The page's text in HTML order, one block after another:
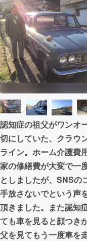
テクノロジ
映像・映画
ビジネス
まちづくり
CAMPFIRE for
CAMPFIREふ
認知症の祖父がワンオ
切にしていた、クラウ
ライン。ホーム介護費
家の修繕費が大変で一
としましたが、SNSの
手放さないでという声
頂きました。また認知
ても車を見ると顔つき
父を見てもう一度車を